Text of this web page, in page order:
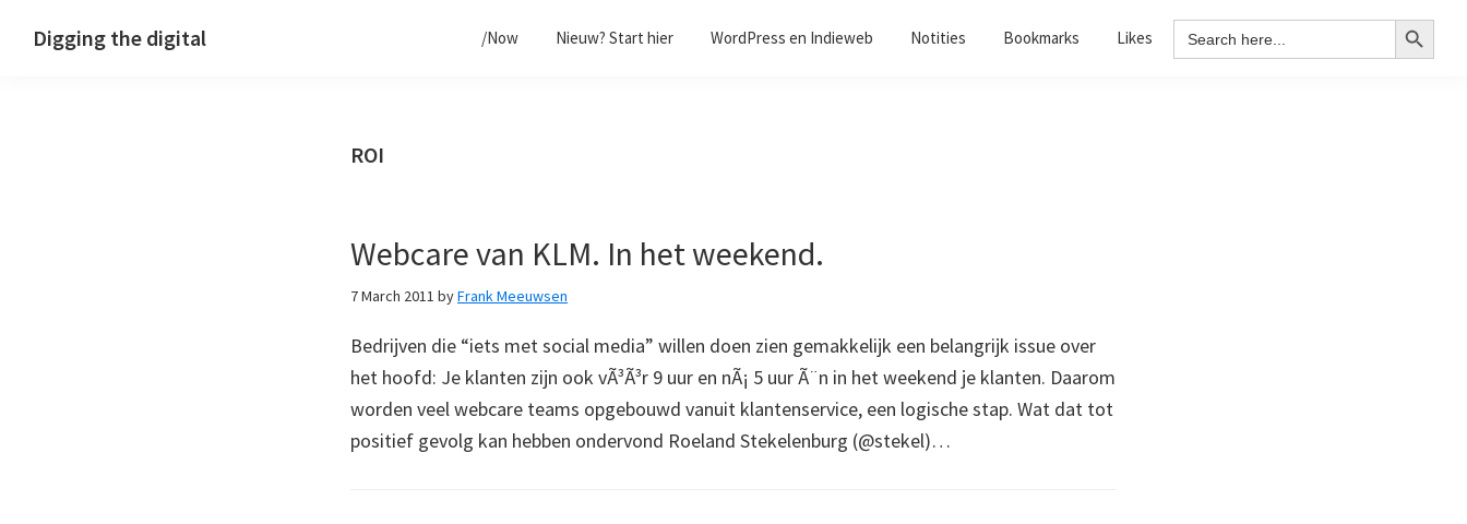
Digging the digital /Now Nieuw? Start hier WordPress en Indieweb Notities Bookmarks Likes Search
for:
Search Button
ROI
Webcare van KLM. In het weekend.
7 March 2011 byFrank Meeuwsen
Bedrijven die “iets met social media” willen doen zien gemakkelijk een belangrijk issue over
het hoofd: Je klanten zijn ook vÃ³Ã³r 9 uur en nÃ¡ 5 uur Ã¨n in het weekend je klanten. Daarom
worden veel webcare teams opgebouwd vanuit klantenservice, een logische stap. Wat dat tot
positief gevolg kan hebben ondervond Roeland Stekelenburg (@stekel)…